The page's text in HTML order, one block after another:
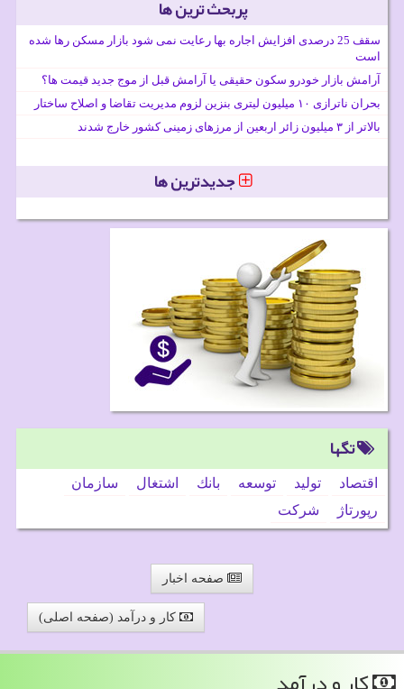
پربحث ترین ها
سقف 25 درصدی افزایش اجاره بها رعایت نمی شود بازار مسکن رها شده
است
آرامش بازار خودرو سکون حقیقی یا آرامش قبل از موج جدید قیمت ها؟
بحران ناترازی ۱۰ میلیون لیتری بنزین لزوم مدیریت تقاضا و اصلاح ساختار
بالاتر از ۳ میلیون زائر اربعین از مرزهای زمینی کشور خارج شدند
جدیدترین ها
تگها
اقتصاد تولید توسعه بانك اشتغال
سازمان
رپورتاژ
شركت
صفحه اخبار
کار و درآمد (صفحه اصلی)